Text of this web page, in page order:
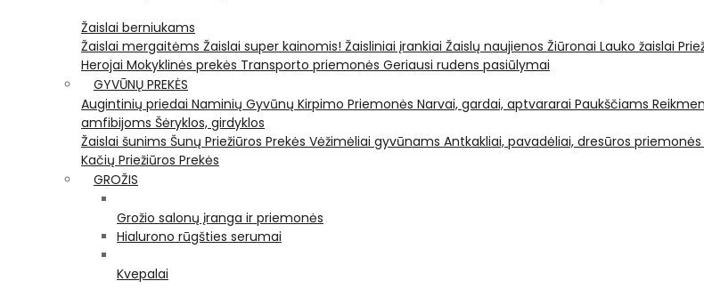
Žaislai berniukams
Žaislai mergaitėms Žaislai super kainomis! Žaisliniai įrankiai Žaislų naujienos Žiūronai Lauko žaislai
Herojai Mokyklinės prekės Transporto priemonės Geriausi rudens pasiūlymai
GYVŪNŲ PREKĖS
Augintinių priedai Naminių Gyvūnų Kirpimo Priemonės Narvai, gardai, aptvararai Paukščiams
amfibijoms Šėryklos, girdyklos
Žaislai šunims Šunų Priežiūros Prekės Vėžimėliai gyvūnams Antkakliai, pavadėliai, dresūros priemonės
Kačių Priežiūros Prekės
GROŽIS
Grožio salonų įranga ir priemonės
Hialurono rūgšties serumai
Kvepalai